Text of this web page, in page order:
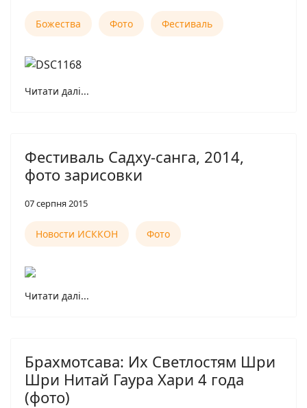
Божества Фото Фестиваль
Читати далі...
Фестиваль Садху-санга, 2014,
фото зарисовки
07 серпня 2015
Новости ИСККОН Фото
Читати далі...
Брахмотсава: Их Светлостям Шри
Шри Нитай Гаура Хари 4 года
(фото)